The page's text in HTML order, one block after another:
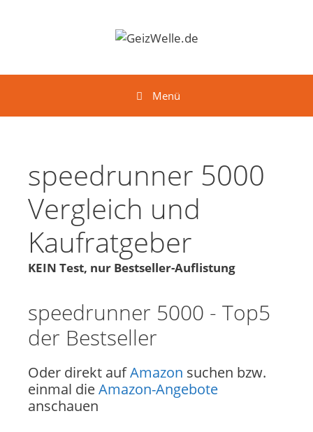
Menü
speedrunner 5000
Vergleich und
Kaufratgeber
KEIN Test, nur Bestseller-Auflistung
speedrunner 5000 - Top5
der Bestseller
Oder direkt aufAmazon suchen bzw.
einmal dieAmazon-Angebote
anschauen